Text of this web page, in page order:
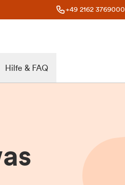
+49 2162 3769000
Hilfe & FAQ